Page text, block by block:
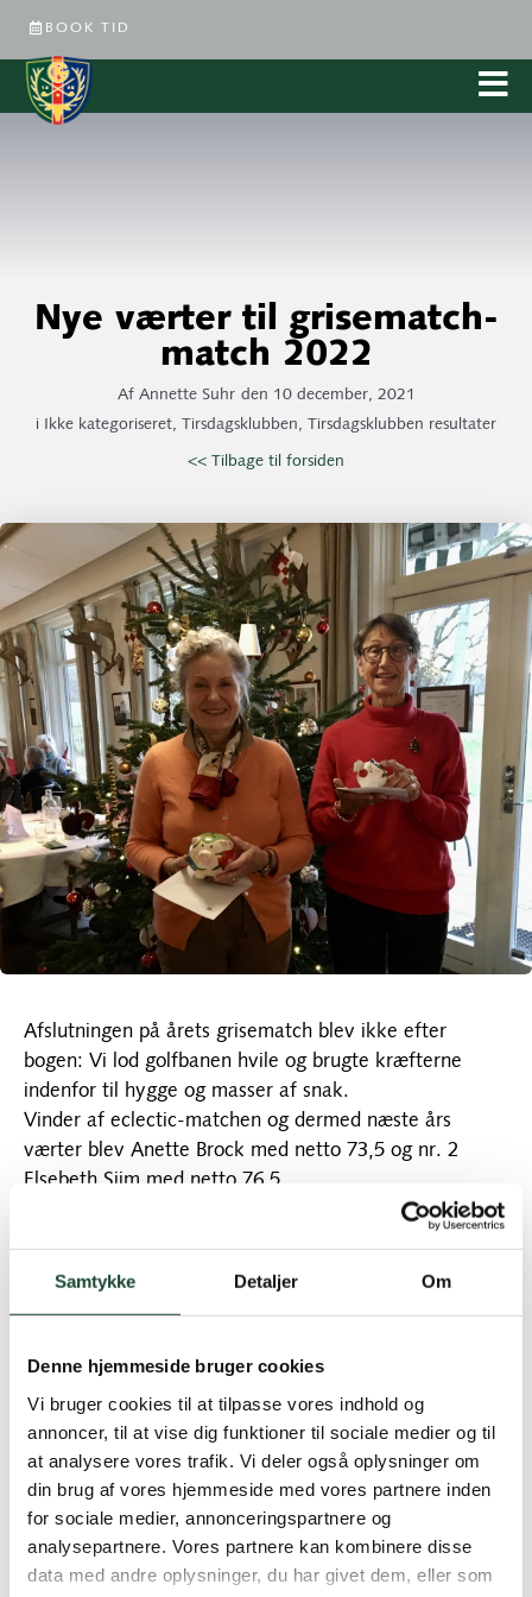
Samtykke Detaljer Om
Denne hjemmeside bruger cookies
Vi bruger cookies til at tilpasse vores indhold og
annoncer, til at vise dig funktioner til sociale medier og til
at analysere vores trafik. Vi deler også oplysninger om
din brug af vores hjemmeside med vores partnere inden
for sociale medier, annonceringspartnere og
analysepartnere. Vores partnere kan kombinere disse
data med andre oplysninger, du har givet dem, eller som
BOOK TID
Nye værter til grisematch-
match 2022
AfAnnette Suhr den 10 december, 2021
i Ikke kategoriseret, Tirsdagsklubben, Tirsdagsklubben resultater
<< Tilbage til forsiden
Afslutningen på årets grisematch blev ikke efter
bogen: Vi lod golfbanen hvile og brugte kræfterne
indenfor til hygge og masser af snak.
Vinder af eclectic-matchen og dermed næste års
værter blev Anette Brock med netto 73,5 og nr. 2
Elsebeth Siim med netto 76,5.
Alle rækker er samlet i én række, men begge de 2
Suhr med netto 78,5. I C-rækken er bedste score Berit
indgivet mindst1 score. I A-rækken 11, i B-rækken 9, i
Der var regelquiz inden frokost ved Birgit Peitersen.
(quizzen og de rigtige svar ud i næste uge)
Efter frokost var vores greenkeeperchef Martin
substitut for skovridderen, der meldte afbud pga
sygdom. Martin fortalte meget spændende om banen